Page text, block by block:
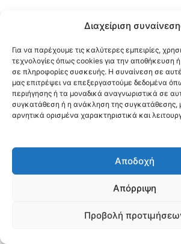
Διαχείριση
Για να παρέχουμε τις καλύτερες εμπειρίες,
τεχνολογίες όπως cookies για την αποθήκευση
σε πληροφορίες συσκευής. Η συναίνεση σε
μας επιτρέψει να επεξεργαστούμε δεδομένα
περιήγησης ή τα μοναδικά αναγνωριστικά σε
συγκατάθεση ή η ανάκληση της συγκατάθεσης,
αρνητικά ορισμένα χαρακτηριστικά και
Αποδοχή
Απόρριψη
Προβολή